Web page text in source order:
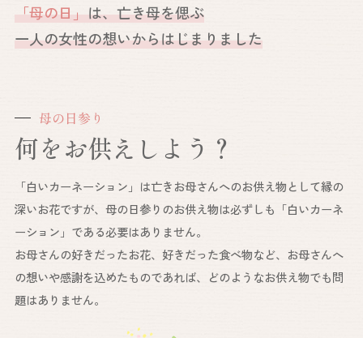
「母の日」 は、亡き母を偲ぶ
一人の女性の想いからはじまりました
母の日参り
何をお供えしよう？
「白いカーネーション」は亡きお母さんへのお供え物として縁の
深いお花ですが、母の日参りのお供え物は必ずしも「白いカーネ
ーション」である必要はありません。
お母さんの好きだったお花、好きだった食べ物など、お母さんへ
の想いや感謝を込めたものであれば、どのようなお供え物でも問
題はありません。